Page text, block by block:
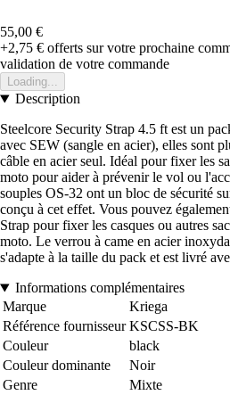
55,00 €
+2,75 € offerts sur votre prochaine
validation de votre commande
Loading...
Description
Steelcore Security Strap 4.5 ft est un
avec SEW (sangle en acier), elles sont
câble en acier seul. Idéal pour fixer les
moto pour aider à prévenir le vol ou
souples OS-32 ont un bloc de sécurité
conçu à cet effet. Vous pouvez
Strap pour fixer les casques ou autres
moto. Le verrou à came en acier
s'adapte à la taille du pack et est livré
Informations complémentaires
Marque
Kriega
Référence fournisseur KSCSS-BK
Couleur
black
Couleur dominante
Noir
Genre
Mixte